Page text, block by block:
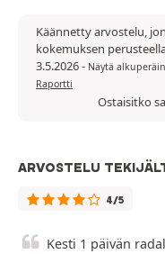
Käännetty arvostelu,
kokemuksen
3.5.2026- Näytä
Raportti
Ostaisitko
ARVOSTELU
4/5
Kesti 1 päivän